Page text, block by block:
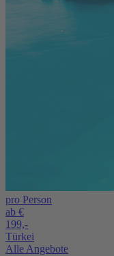
pro Person
ab €
199,-
Türkei
Alle Angebote